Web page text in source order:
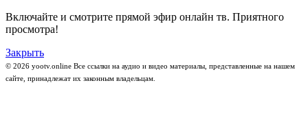
Включайте и смотрите прямой эфир онлайн тв. Приятного
просмотра!
Закрыть
© 2026 yootv.online Все ссылки на аудио и видео материалы, представленные на нашем
сайте, принадлежат их законным владельцам.